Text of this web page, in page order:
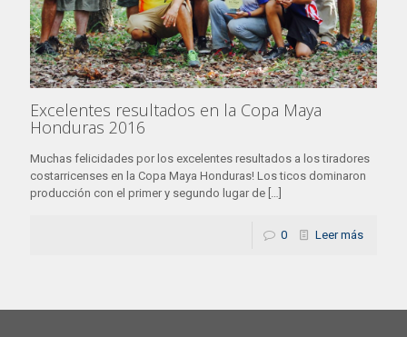
Excelentes resultados en la Copa Maya
Honduras 2016
Muchas felicidades por los excelentes resultados a los tiradores
costarricenses en la Copa Maya Honduras! Los ticos dominaron
producción con el primer y segundo lugar de
0 Leer más